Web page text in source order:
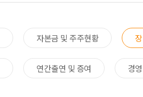
자본금 및 주주현황
연간출연 및 증여 경